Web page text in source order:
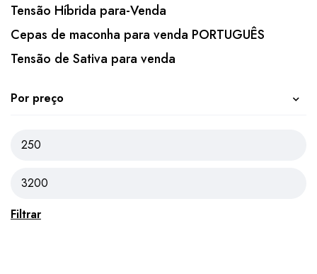
Tensão Híbrida para-Venda
Cepas de maconha para venda PORTUGUÊS
Tensão de Sativa para venda
Por preço
Filtrar